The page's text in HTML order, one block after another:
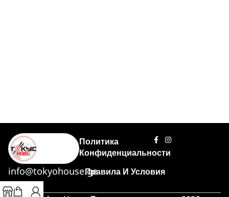
info@tokyohouse.ge
Политика
Конфиденциальности
Правила И Условия